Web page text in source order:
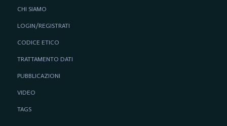
CHI SIAMO
LOGIN/REGISTRATI
CODICE ETICO
TRATTAMENTO DATI
PUBBLICAZIONI
VIDEO
TAGS